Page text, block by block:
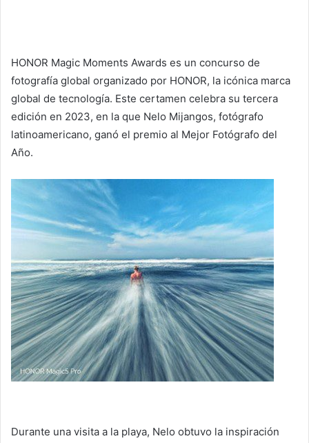
HONOR Magic Moments Awards es un concurso de
fotografía global organizado por HONOR, la icónica marca
global de tecnología. Este certamen celebra su tercera
edición en 2023, en la que Nelo Mijangos, fotógrafo
latinoamericano, ganó el premio al Mejor Fotógrafo del
Año.
Durante una visita a la playa, Nelo obtuvo la inspiración